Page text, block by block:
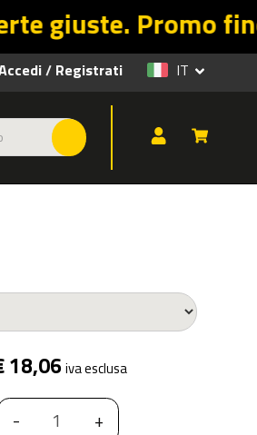
fino al 31/
/ Registrati IT
18,06 iva esclusa
- +